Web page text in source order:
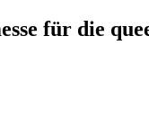
für die